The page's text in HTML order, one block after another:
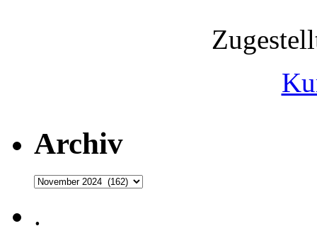
Archiv
Archiv
.